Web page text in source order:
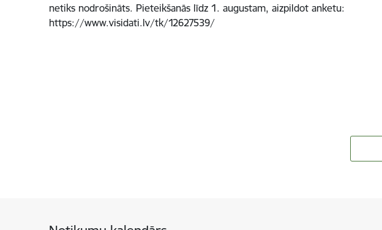
netiks nodrošināts. Pieteikšanās līdz 1. augustam, aizpildot anketu:
https://www.visidati.lv/tk/12627539/